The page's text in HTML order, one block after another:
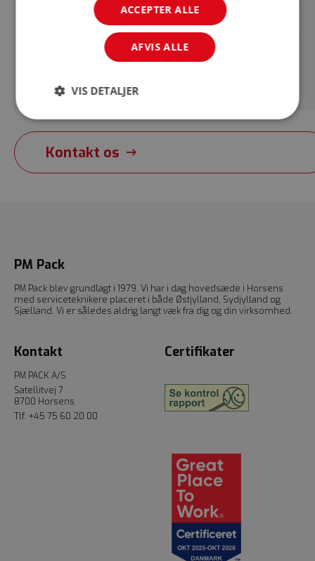
Opvaskemaskiner
Kontakt os
PM Pack
PM Pack blev grundlagt i 1979. Vi har i dag hovedsæde i Horsens
med serviceteknikere placeret i både Østjylland, Sydjylland og
Sjælland. Vi er således aldrig langt væk fra dig og din virksomhed.
Kontakt
PM PACK A/S
Satellitvej 7
8700 Horsens
Tlf. +45 75 60 20 00
Certifikater
ACCEPTER ALLE
AFVIS ALLE
VIS DETALJER